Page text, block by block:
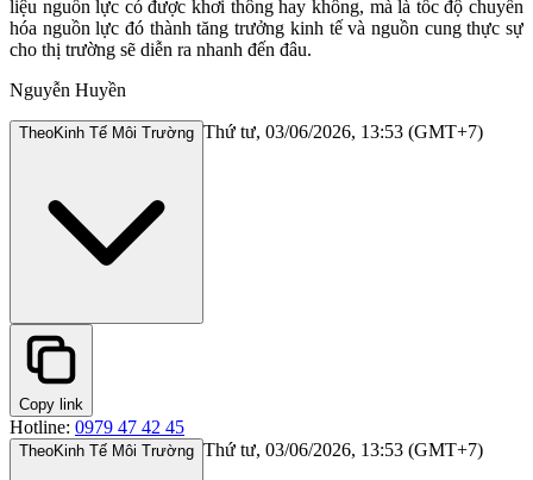
liệu nguồn lực có được khơi thông hay không, mà là tốc độ chuyển
hóa nguồn lực đó thành tăng trưởng kinh tế và nguồn cung thực sự
cho thị trường sẽ diễn ra nhanh đến đâu.
Nguyễn Huyền
TheoKinh Tế Môi Trường Thứ tư, 03/06/2026, 13:53 (GMT+7)
Copy link
Hotline: 0979 47 42 45
TheoKinh Tế Môi Trường Thứ tư, 03/06/2026, 13:53 (GMT+7)